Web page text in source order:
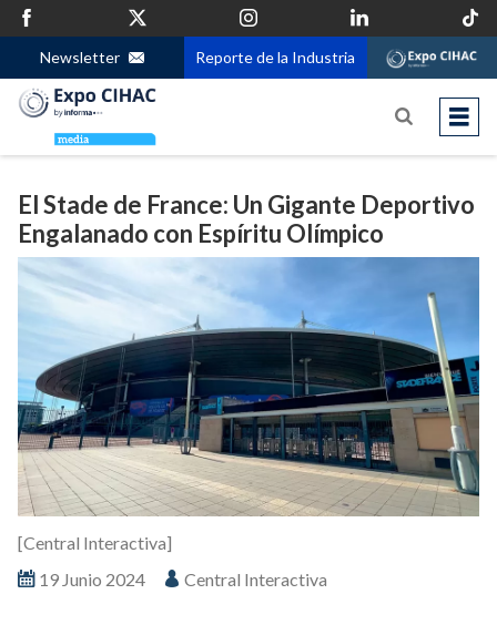
Newsletter Reporte de la Industria
El Stade de France: Un Gigante Deportivo
Engalanado con Espíritu Olímpico
19 Junio 2024 Central Interactiva
[Central Interactiva]